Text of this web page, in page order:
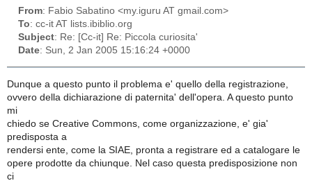
From: Fabio Sabatino <my.iguru AT gmail.com>
To: cc-it AT lists.ibiblio.org
Subject: Re: [Cc-it] Re: Piccola curiosita'
Date: Sun, 2 Jan 2005 15:16:24 +0000
Dunque a questo punto il problema e' quello della registrazione,
ovvero della dichiarazione di paternita' dell'opera. A questo punto
mi
chiedo se Creative Commons, come organizzazione, e' gia'
predisposta a
rendersi ente, come la SIAE, pronta a registrare ed a catalogare le
opere prodotte da chiunque. Nel caso questa predisposizione non
ci